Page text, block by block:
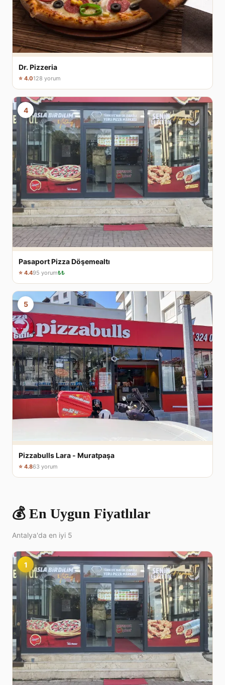
Dr. Pizzeria
⭐ 4.0128 yorum
4
Pasaport Pizza Döşemealtı
⭐ 4.495 yorum₺₺
5
Pizzabulls Lara - Muratpaşa
⭐ 4.863 yorum
💰 En Uygun Fiyatlılar
Antalya'da en iyi 5
1